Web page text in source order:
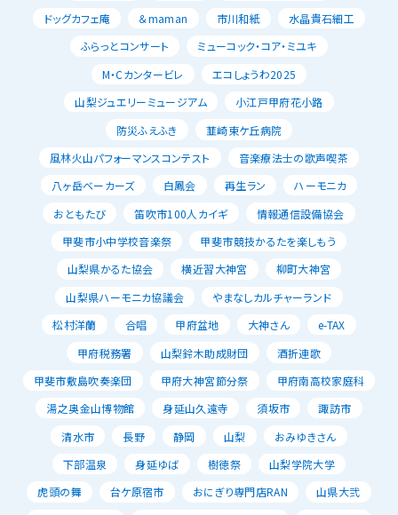
ドッグカフェ庵
＆maman 市川和紙
水晶貴石細工
ふらっとコンサート
ミューコック・コア・ミユキ
M・Cカンタービレ
エコしょうわ2025
山梨ジュエリーミュージアム
小江戸甲府花小路
防災ふえふき
韮崎東ケ丘病院
風林火山パフォーマンスコンテスト
音楽療法士の歌声喫茶
八ヶ岳ベーカーズ
白鳳会 再生ラン
ハーモニカ
おともたび
笛吹市100人カイギ
情報通信設備協会
甲斐市小中学校音楽祭
甲斐市競技かるたを楽しもう
山梨県かるた協会
横近習大神宮
柳町大神宮
山梨県ハーモニカ協議会
やまなしカルチャーランド
松村洋蘭
合唱 甲府盆地 大神さん
e-TAX
甲府税務署
山梨鈴木助成財団
酒折連歌
甲斐市敷島吹奏楽団
甲府大神宮節分祭
甲府南高校家庭科
湯之奥金山博物館
身延山久遠寺 須坂市
諏訪市
清水市
長野 静岡 山梨
おみゆきさん
下部温泉
身延ゆば 樹徳祭
山梨学院大学
虎頭の舞
台ケ原宿市 おにぎり専門店RAN
山県大弐